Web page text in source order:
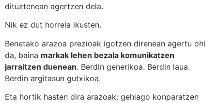
dituztenean agertzen dela.
Nik ez dut horrela ikusten.
Benetako arazoa prezioak igotzen direnean agertu ohi
da, baina markak lehen bezala komunikatzen
jarraitzen duenean. Berdin generikoa. Berdin laua.
Berdin argitasun gutxikoa.
Eta hortik hasten dira arazoak: gehiago konparatzen